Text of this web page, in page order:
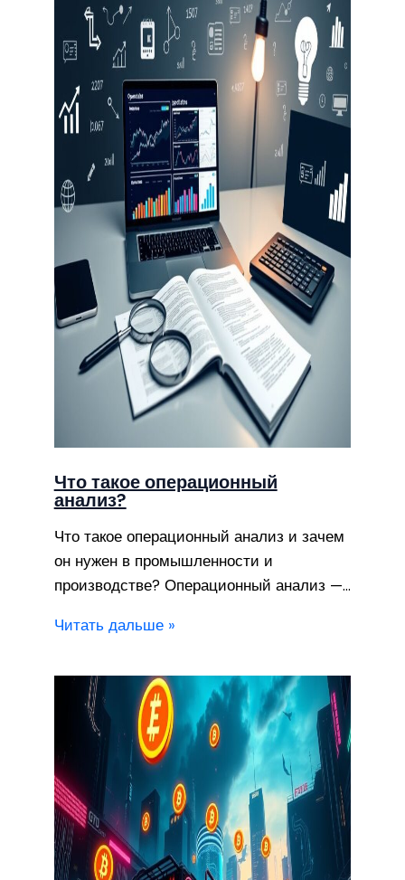
Что такое операционный
анализ?
Что такое операционный анализ и зачем
он нужен в промышленности и
производстве? Операционный анализ —…
Читать дальше »